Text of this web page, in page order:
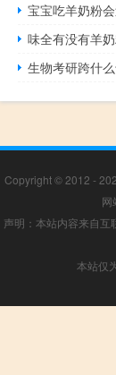
宝宝吃羊奶粉
味全有没有羊
生物考研跨什
Copyright © 2012 -
网
声明：本站内容来自
本站仅